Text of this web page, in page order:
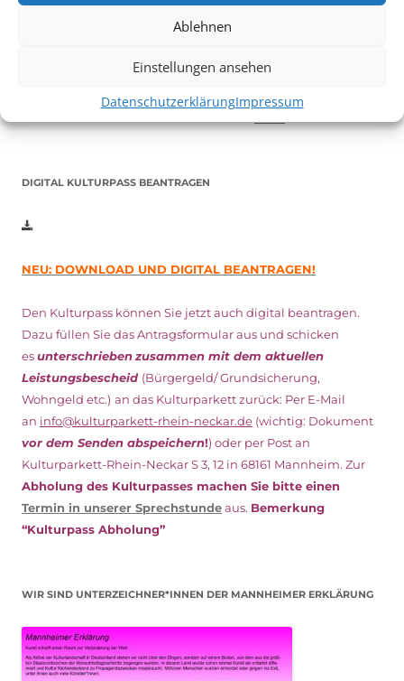
Ablehnen
Einstellungen ansehen
DatenschutzerklärungImpressum
Auch dieses Jahr findet wieder dasFestival des deutschen
in Ludwigshafen statt.
Inhaber*innen freien Eintrittzu den Vorstellungen – 30
Minuten vor Beginn des Films und solange der Vorrat reicht!
DIGITAL KULTURPASS BEANTRAGEN
NEU: DOWNLOAD UND DIGITAL BEANTRAGEN!
Den Kulturpass können Sie jetzt auch digital beantragen.
Dazu füllen Sie das Antragsformular aus und schicken
esunterschriebenzusammen mit dem aktuellen
Leistungsbescheid (Bürgergeld/ Grundsicherung,
Wohngeld etc.) an das Kulturparkett zurück: Per E-Mail
an info@kulturparkett-rhein-neckar.de (wichtig: Dokument
vor dem Senden abspeichern!) oder per Post an
Kulturparkett-Rhein-Neckar S 3, 12 in 68161 Mannheim. Zur
Abholung des Kulturpasses machen Sie bitte einen
Termin in unserer Sprechstundeaus. Bemerkung
“Kulturpass Abholung”
WIR SIND UNTERZEICHNER*INNEN DER MANNHEIMER ERKLÄRUNG